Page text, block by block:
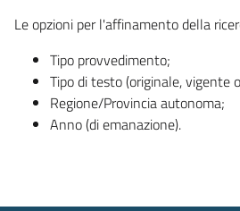
Le opzioni per l'affinamento della
Tipo provvedimento;
Tipo di testo (originale, vigente
Regione/Provincia autonoma;
Anno (di emanazione).